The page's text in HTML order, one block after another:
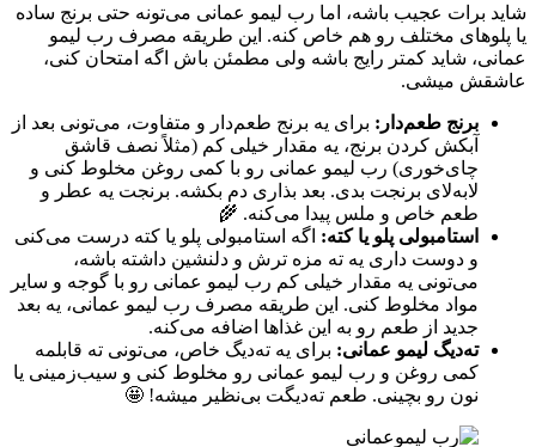
شاید برات عجیب باشه، اما رب لیمو عمانی می‌تونه حتی برنج ساده
یا پلوهای مختلف رو هم خاص کنه. این طریقه مصرف رب لیمو
عمانی، شاید کمتر رایج باشه ولی مطمئن باش اگه امتحان کنی،
عاشقش میشی.
برنج طعم‌دار: برای یه برنج طعم‌دار و متفاوت، می‌تونی بعد از
آبکش کردن برنج، یه مقدار خیلی کم (مثلاً نصف قاشق
چای‌خوری) رب لیمو عمانی رو با کمی روغن مخلوط کنی و
لابه‌لای برنجت بدی. بعد بذاری دم بکشه. برنجت یه عطر و
طعم خاص و ملس پیدا می‌کنه. 🌾
استامبولی پلو یا کته: اگه استامبولی پلو یا کته درست می‌کنی
و دوست داری یه ته مزه ترش و دلنشین داشته باشه،
می‌تونی یه مقدار خیلی کم رب لیمو عمانی رو با گوجه و سایر
مواد مخلوط کنی. این طریقه مصرف رب لیمو عمانی، یه بعد
جدید از طعم رو به این غذاها اضافه می‌کنه.
ته‌دیگ لیمو عمانی: برای یه ته‌دیگ خاص، می‌تونی ته قابلمه
کمی روغن و رب لیمو عمانی رو مخلوط کنی و سیب‌زمینی یا
نون رو بچینی. طعم ته‌دیگت بی‌نظیر میشه! 🤩